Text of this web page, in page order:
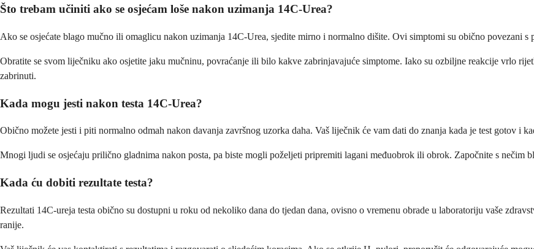
Što trebam učiniti ako se osjećam loše nakon uzimanja 14C-Urea?
Ako se osjećate blago mučno ili omaglicu nakon uzimanja 14C-Urea, sjedite mirno i normalno dišite. Ovi simptomi su obično povezani s
Obratite se svom liječniku ako osjetite jaku mučninu, povraćanje ili bilo kakve zabrinjavajuće simptome. Iako su ozbiljne reakcije vrlo
zabrinuti.
Kada mogu jesti nakon testa 14C-Urea?
Obično možete jesti i piti normalno odmah nakon davanja završnog uzorka daha. Vaš liječnik će vam dati do znanja kada je test gotov i
Mnogi ljudi se osjećaju prilično gladnima nakon posta, pa biste mogli poželjeti pripremiti lagani međuobrok ili obrok. Započnite s nečim
Kada ću dobiti rezultate testa?
Rezultati 14C-ureja testa obično su dostupni u roku od nekoliko dana do tjedan dana, ovisno o vremenu obrade u laboratoriju vaše
ranije.